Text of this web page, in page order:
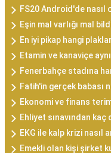
FS20 Android'de nasıl
Eşin mal varlığı mal
En iyi pikap hangi
Etamin ve kanaviçe aynı
Fenerbahçe stadına
Fatih'in gerçek babası
Ekonomi ve finans
Ehliyet sınavından kaç
EKG ile kalp krizi nasıl
Emekli olan kişi şirket